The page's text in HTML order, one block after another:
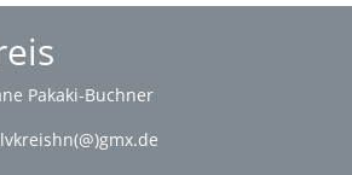
Pakaki-Buchner